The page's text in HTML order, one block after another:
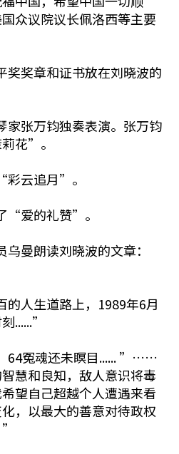
众议院议长佩洛西等主要
奖奖章和证书放在刘晓波的
家张万钧独奏表演。张万钧
花”。
彩云追月”。
“爱的礼赞”。
曼朗读刘晓波的文章：
人生道路上，1989年6月
......”
64冤魂还未瞑目...... ”……
慧和良知，敌人意识将毒
望自己超越个人遭遇来看
，以最大的善意对待政权